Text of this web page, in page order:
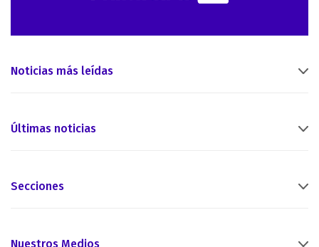
Noticias más leídas
Últimas noticias
Secciones
Nuestros Medios